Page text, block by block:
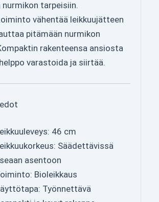
tarpeisiin.
vähentää leikkuujätteen
pitämään nurmikon
rakenteensa ansiosta
varastoida ja siirtää.
46 cm
Säädettävissä
asentoon
Bioleikkaus
Työnnettävä